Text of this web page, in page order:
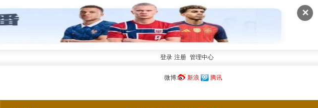
✕
登录 注册 管理中心
微博: 新浪 腾讯